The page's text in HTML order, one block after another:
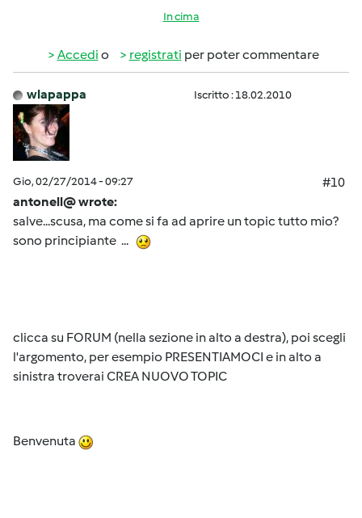
In cima
Accedi o registrati per poter commentare
wlapappa Iscritto : 18.02.2010
Gio, 02/27/2014 - 09:27
#10
antonell@ wrote:
salve...scusa, ma come si fa ad aprire un topic tutto mio?
sono principiante ...
clicca su FORUM (nella sezione in alto a destra), poi scegli
l'argomento, per esempio PRESENTIAMOCI e in alto a
sinistra troverai CREA NUOVO TOPIC
Benvenuta